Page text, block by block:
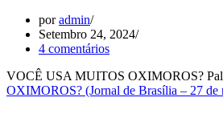
poradmin
Setembro 24, 2024
4 comentários
VOCÊ USA MUITOS OXIMOROS?
OXIMOROS? (Jornal de Brasília – 27 de